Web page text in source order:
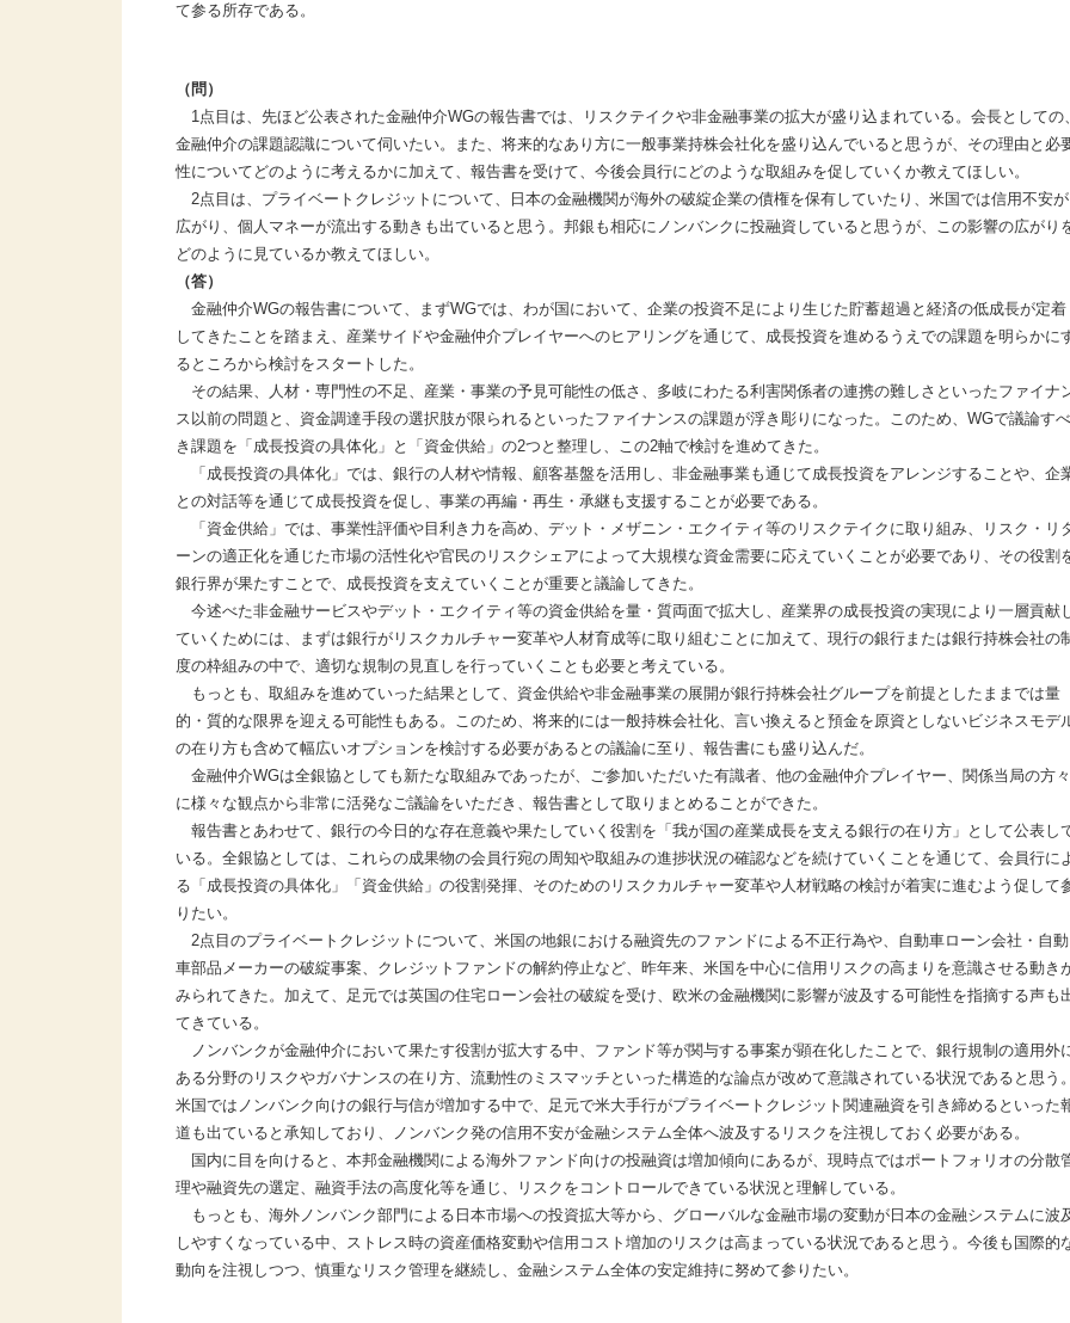
て参る所存である。
（問）
1点目は、先ほど公表された金融仲介WGの報告書では、リスクテイクや非金融事業の拡大が盛り込まれている。会長としての、
金融仲介の課題認識について伺いたい。また、将来的なあり方に一般事業持株会社化を盛り込んでいると思うが、その理由と必
性についてどのように考えるかに加えて、報告書を受けて、今後会員行にどのような取組みを促していくか教えてほしい。
2点目は、プライベートクレジットについて、日本の金融機関が海外の破綻企業の債権を保有していたり、米国では信用不安が
広がり、個人マネーが流出する動きも出ていると思う。邦銀も相応にノンバンクに投融資していると思うが、この影響の広がり
どのように見ているか教えてほしい。
（答）
金融仲介WGの報告書について、まずWGでは、わが国において、企業の投資不足により生じた貯蓄超過と経済の低成長が定着
してきたことを踏まえ、産業サイドや金融仲介プレイヤーへのヒアリングを通じて、成長投資を進めるうえでの課題を明らかに
るところから検討をスタートした。
その結果、人材・専門性の不足、産業・事業の予見可能性の低さ、多岐にわたる利害関係者の連携の難しさといったファイナ
ス以前の問題と、資金調達手段の選択肢が限られるといったファイナンスの課題が浮き彫りになった。このため、WGで議論すべ
き課題を「成長投資の具体化」と「資金供給」の2つと整理し、この2軸で検討を進めてきた。
「成長投資の具体化」では、銀行の人材や情報、顧客基盤を活用し、非金融事業も通じて成長投資をアレンジすることや、企
との対話等を通じて成長投資を促し、事業の再編・再生・承継も支援することが必要である。
「資金供給」では、事業性評価や目利き力を高め、デット・メザニン・エクイティ等のリスクテイクに取り組み、リスク・リ
ーンの適正化を通じた市場の活性化や官民のリスクシェアによって大規模な資金需要に応えていくことが必要であり、その役割
銀行界が果たすことで、成長投資を支えていくことが重要と議論してきた。
今述べた非金融サービスやデット・エクイティ等の資金供給を量・質両面で拡大し、産業界の成長投資の実現により一層貢献
ていくためには、まずは銀行がリスクカルチャー変革や人材育成等に取り組むことに加えて、現行の銀行または銀行持株会社の
度の枠組みの中で、適切な規制の見直しを行っていくことも必要と考えている。
もっとも、取組みを進めていった結果として、資金供給や非金融事業の展開が銀行持株会社グループを前提としたままでは量
的・質的な限界を迎える可能性もある。このため、将来的には一般持株会社化、言い換えると預金を原資としないビジネスモデ
の在り方も含めて幅広いオプションを検討する必要があるとの議論に至り、報告書にも盛り込んだ。
金融仲介WGは全銀協としても新たな取組みであったが、ご参加いただいた有識者、他の金融仲介プレイヤー、関係当局の方々
に様々な観点から非常に活発なご議論をいただき、報告書として取りまとめることができた。
報告書とあわせて、銀行の今日的な存在意義や果たしていく役割を「我が国の産業成長を支える銀行の在り方」として公表し
いる。全銀協としては、これらの成果物の会員行宛の周知や取組みの進捗状況の確認などを続けていくことを通じて、会員行に
る「成長投資の具体化」「資金供給」の役割発揮、そのためのリスクカルチャー変革や人材戦略の検討が着実に進むよう促して
りたい。
2点目のプライベートクレジットについて、米国の地銀における融資先のファンドによる不正行為や、自動車ローン会社・自動
車部品メーカーの破綻事案、クレジットファンドの解約停止など、昨年来、米国を中心に信用リスクの高まりを意識させる動き
みられてきた。加えて、足元では英国の住宅ローン会社の破綻を受け、欧米の金融機関に影響が波及する可能性を指摘する声も
てきている。
ノンバンクが金融仲介において果たす役割が拡大する中、ファンド等が関与する事案が顕在化したことで、銀行規制の適用外
ある分野のリスクやガバナンスの在り方、流動性のミスマッチといった構造的な論点が改めて意識されている状況であると思う。
米国ではノンバンク向けの銀行与信が増加する中で、足元で米大手行がプライベートクレジット関連融資を引き締めるといった
道も出ていると承知しており、ノンバンク発の信用不安が金融システム全体へ波及するリスクを注視しておく必要がある。
国内に目を向けると、本邦金融機関による海外ファンド向けの投融資は増加傾向にあるが、現時点ではポートフォリオの分散
理や融資先の選定、融資手法の高度化等を通じ、リスクをコントロールできている状況と理解している。
もっとも、海外ノンバンク部門による日本市場への投資拡大等から、グローバルな金融市場の変動が日本の金融システムに波
しやすくなっている中、ストレス時の資産価格変動や信用コスト増加のリスクは高まっている状況であると思う。今後も国際的
動向を注視しつつ、慎重なリスク管理を継続し、金融システム全体の安定維持に努めて参りたい。